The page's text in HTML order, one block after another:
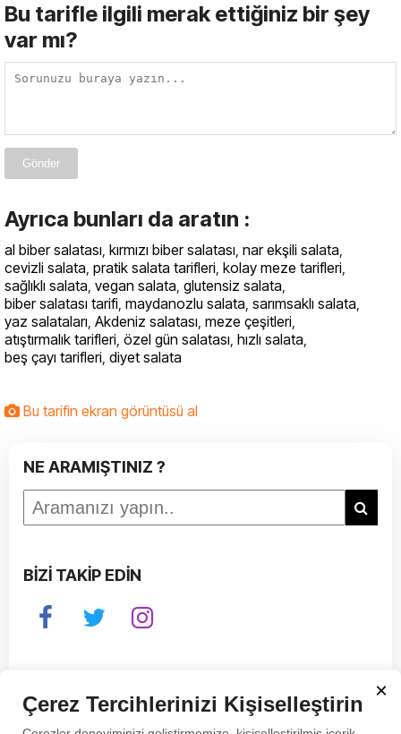
Bu tarifle ilgili merak ettiğiniz bir şey
var mı?
Gönder
Ayrıca bunları da aratın :
al biber salatası, kırmızı biber salatası, nar ekşili salata,
cevizli salata, pratik salata tarifleri, kolay meze tarifleri,
sağlıklı salata, vegan salata, glutensiz salata,
biber salatası tarifi, maydanozlu salata, sarımsaklı salata,
yaz salataları, Akdeniz salatası, meze çeşitleri,
atıştırmalık tarifleri, özel gün salatası, hızlı salata,
beş çayı tarifleri, diyet salata
Bu tarifin ekran görüntüsü al
NE ARAMIŞTINIZ ?
BİZİ TAKİP EDİN
×
Çerez Tercihlerinizi Kişiselleştirin